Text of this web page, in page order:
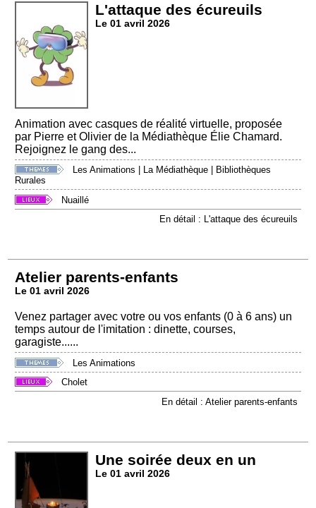
L'attaque des écureuils
Le 01 avril 2026
Animation avec casques de réalité virtuelle, proposée
par Pierre et Olivier de la Médiathèque Élie Chamard.
Rejoignez le gang des...
Les Animations La Médiathèque
Bibliothèques
Rurales
Nuaillé
En détail : L'attaque des écureuils
Atelier parents-enfants
Le 01 avril 2026
Venez partager avec votre ou vos enfants (0 à 6 ans) un
temps autour de l'imitation : dinette, courses,
garagiste......
Les Animations
Cholet
En détail : Atelier parents-enfants
Une soirée deux en un
Le 01 avril 2026